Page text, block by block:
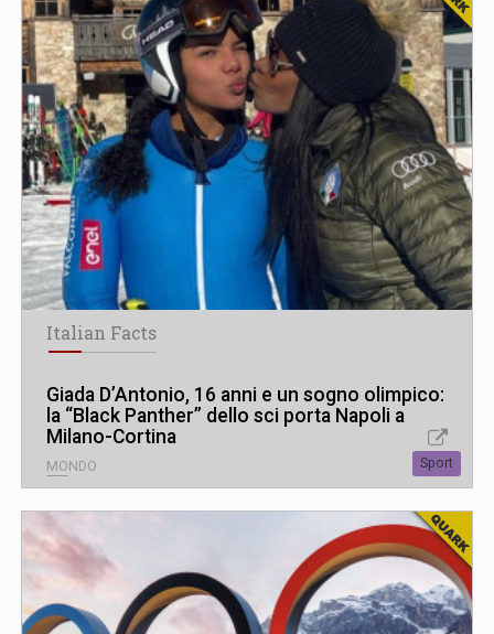
Italian Facts
Giada D’Antonio, 16 anni e un sogno olimpico:
la “Black Panther” dello sci porta Napoli a
Milano-Cortina
MONDO Sport